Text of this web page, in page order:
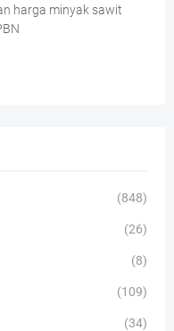
harga minyak sawit
(848)
(26)
(8)
(109)
(34)